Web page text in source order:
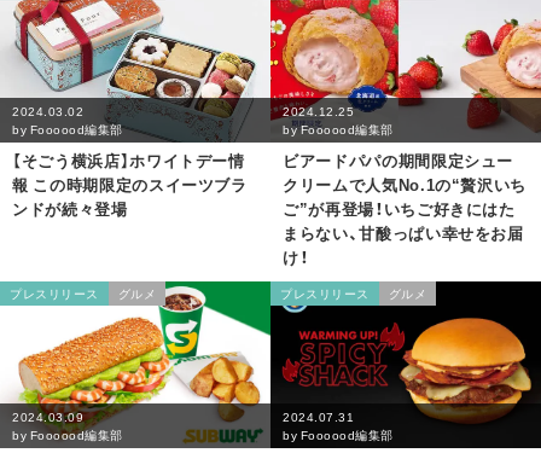
2024.03.02
by Foooood編集部
【そごう横浜店】ホワイトデー情
報 この時期限定のスイーツブラ
ンドが続々登場
2024.12.25
byFoooood編集部
ビアードパパの期間限定シュー
クリームで人気No.1の“贅沢いち
ご”が再登場！いちご好きにはた
まらない、甘酸っぱい幸せをお届
け！
プレスリリース グルメ
2024.03.09
by Foooood編集部
プレスリリース グルメ
2024.07.31
by Foooood編集部